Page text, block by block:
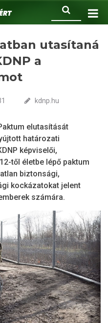
utasítaná
a
kdnp.hu
elutasítását
határozati
képviselői,
től életbe lépő paktum
biztonsági,
kockázatokat jelent
számára.